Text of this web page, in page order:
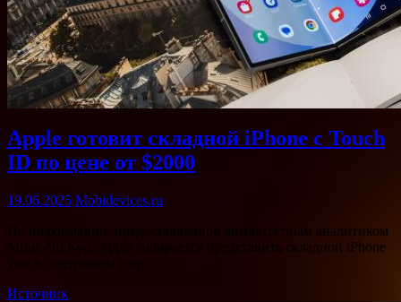
Apple готовит складной iPhone с Touch
ID по цене от $2000
19.06.2025 Mobidevices.ru
По информации, предоставленной авторитетным аналитиком
Минг-Чи Куо, Apple собирается представить складной iPhone
уже в следующем году. …
Источник